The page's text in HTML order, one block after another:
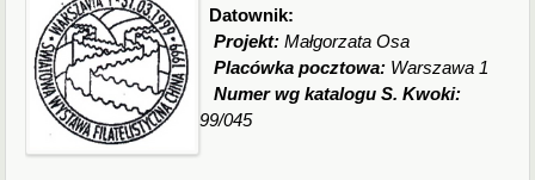
Datownik:
Projekt:Małgorzata Osa
Placówka pocztowa: Warszawa 1
Numer wg katalogu S. Kwoki:
99/045